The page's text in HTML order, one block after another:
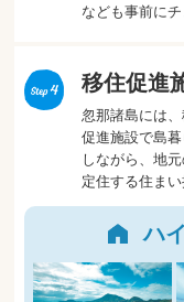
なども事前に
移住促進
忽那諸島には
促進施設で島
しながら、地
定住する住ま
ハ